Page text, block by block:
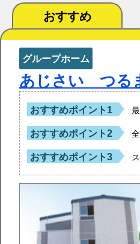
おすすめ
グループホーム
あじさい つる
おすすめポイント1
おすすめポイント2
おすすめポイント3